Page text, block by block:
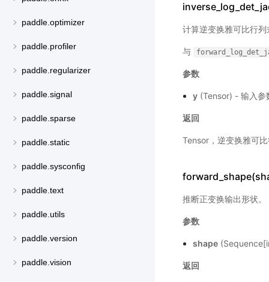
paddle.optimizer
paddle.profiler
paddle.regularizer
paddle.signal
paddle.sparse
paddle.static
paddle.sysconfig
paddle.text
paddle.utils
paddle.version
paddle.vision
计算逆变换雅可比行
与
参数
y(Tensor) - 输入参
返回
Tensor，逆变换雅可
推断正变换输出形状。
参数
shape
返回